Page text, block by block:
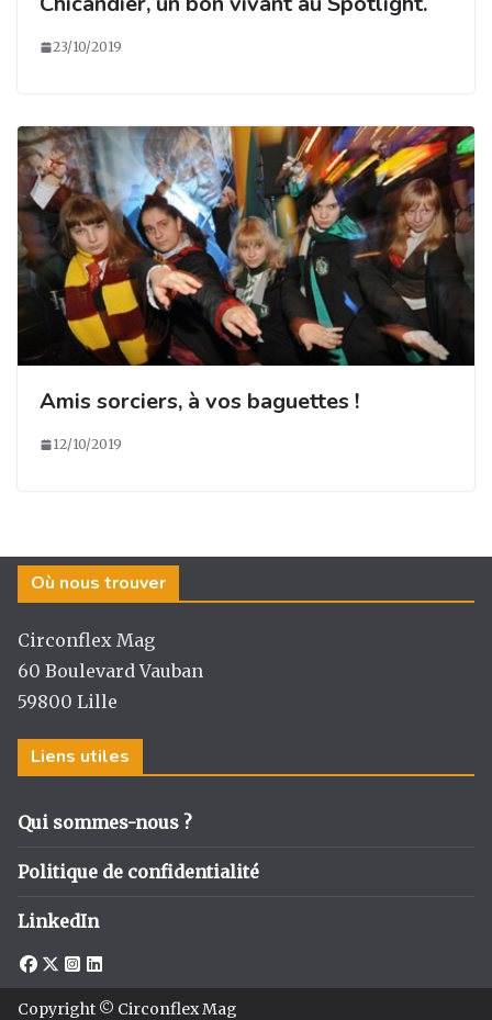
23/10/2019
Amis sorciers, à vos baguettes !
12/10/2019
Où nous trouver
Circonflex Mag
60 Boulevard Vauban
59800 Lille
Liens utiles
Qui sommes-nous ?
Politique de confidentialité
LinkedIn
Copyright © Circonflex Mag